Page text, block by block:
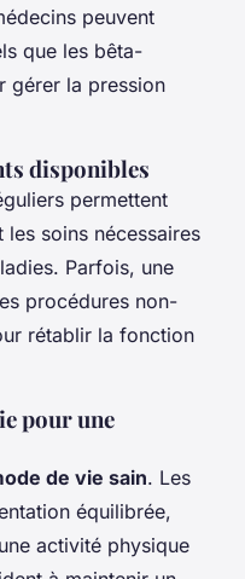
peuvent
que les bêta-
gérer la pression
disponibles
permettent
les soins nécessaires
Parfois, une
procédures non-
rétablir la fonction
pour une
de vie sain. Les
équilibrée,
activité physique